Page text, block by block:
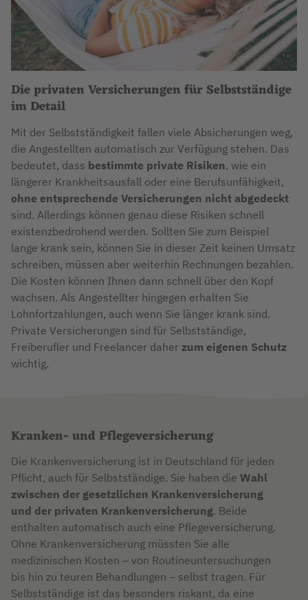
Die privaten Versicherungen für Selbstständige
im Detail
Mit der Selbstständigkeit fallen viele Absicherungen weg,
die Angestellten automatisch zur Verfügung stehen. Das
bedeutet, dass bestimmte private Risiken, wie ein
längerer Krankheitsausfall oder eine Berufsunfähigkeit,
ohne entsprechende Versicherungen nicht abgedeckt
sind. Allerdings können genau diese Risiken schnell
existenzbedrohend werden. Sollten Sie zum Beispiel
lange krank sein, können Sie in dieser Zeit keinen Umsatz
schreiben, müssen aber weiterhin Rechnungen bezahlen.
Die Kosten können Ihnen dann schnell über den Kopf
wachsen. Als Angestellter hingegen erhalten Sie
Lohnfortzahlungen, auch wenn Sie länger krank sind.
Private Versicherungen sind für Selbstständige,
Freiberufler und Freelancer daher zum eigenen Schutz
wichtig.
Kranken- und Pflegeversicherung
Die Krankenversicherung ist in Deutschland für jeden
Pflicht, auch für Selbstständige. Sie haben die Wahl
zwischen der gesetzlichen Krankenversicherung
und der privaten Krankenversicherung. Beide
enthalten automatisch auch eine Pflegeversicherung.
Ohne Krankenversicherung müssten Sie alle
medizinischen Kosten – von Routineuntersuchungen
bis hin zu teuren Behandlungen – selbst tragen. Für
Selbstständige ist das besonders riskant, da eine